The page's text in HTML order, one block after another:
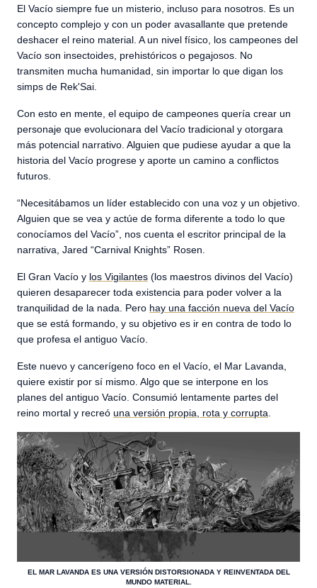
El Vacío siempre fue un misterio, incluso para nosotros. Es un
concepto complejo y con un poder avasallante que pretende
deshacer el reino material. A un nivel físico, los campeones del
Vacío son insectoides, prehistóricos o pegajosos. No
transmiten mucha humanidad, sin importar lo que digan los
simps de Rek'Sai.
Con esto en mente, el equipo de campeones quería crear un
personaje que evolucionara del Vacío tradicional y otorgara
más potencial narrativo. Alguien que pudiese ayudar a que la
historia del Vacío progrese y aporte un camino a conflictos
futuros.
“Necesitábamos un líder establecido con una voz y un objetivo.
Alguien que se vea y actúe de forma diferente a todo lo que
conocíamos del Vacío”, nos cuenta el escritor principal de la
narrativa, Jared “Carnival Knights” Rosen.
El Gran Vacío y los Vigilantes (los maestros divinos del Vacío)
quieren desaparecer toda existencia para poder volver a la
tranquilidad de la nada. Pero hay una facción nueva del Vacío
que se está formando, y su objetivo es ir en contra de todo lo
que profesa el antiguo Vacío.
Este nuevo y cancerígeno foco en el Vacío, el Mar Lavanda,
quiere existir por sí mismo. Algo que se interpone en los
planes del antiguo Vacío. Consumió lentamente partes del
reino mortal y recreó una versión propia, rota y corrupta
EL MAR LAVANDA ES UNA VERSIÓN DISTORSIONADA Y REINVENTADA DEL
MUNDO MATERIAL.